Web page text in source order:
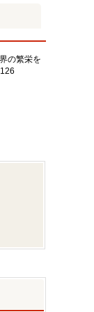
の繁栄を